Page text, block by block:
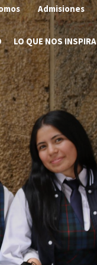
Admisiones
LO QUE NOS INSPIRA